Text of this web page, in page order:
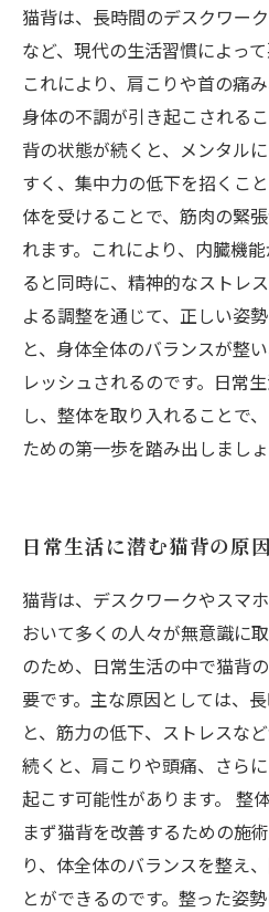
猫背は、長時間のデスクワー
など、現代の生活習慣によっ
これにより、肩こりや首の痛
身体の不調が引き起こされる
背の状態が続くと、メンタル
すく、集中力の低下を招くこ
体を受けることで、筋肉の緊
れます。これにより、内臓機
ると同時に、精神的なストレ
よる調整を通じて、正しい姿
と、身体全体のバランスが整
レッシュされるのです。日常
し、整体を取り入れることで
ための第一歩を踏み出しましょ
日常生活に潜む猫背の原
猫背は、デスクワークやスマ
おいて多くの人々が無意識に
のため、日常生活の中で猫背
要です。主な原因としては、
と、筋力の低下、ストレスな
続くと、肩こりや頭痛、さら
起こす可能性があります。 整
まず猫背を改善するための施
り、体全体のバランスを整え
とができるのです。整った姿